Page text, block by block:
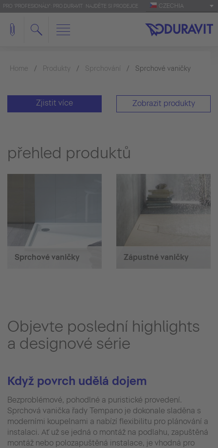
PRO 'PROFESIONÁLY': PRO.DURAVIT NAJDĚTE SI PRODEJCE CZECHIA
Home Produkty Sprchování Sprchové vaničky
Zjistit více Zobrazit produkty
přehled produktů
Sprchové vaničky Zápustné vaničky
Objevte poslední highlights
a designové série
Když povrch udělá dojem
Bezproblémové, pohodlné a puristické provedení.
Sprchová vanička řady Tempano je dokonale sladěna s
moderními koupelnami a nabízí flexibilitu pro plánování a
instalaci. Ať už se jedná o montáž na podlahu, zapuštěná
montáž nebo polozapuštěná instalace, je vhodná pro